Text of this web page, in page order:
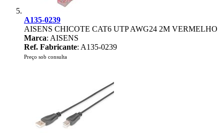
A135-0239
AISENS CHICOTE CAT6 UTP AWG24 2M VERMELHO
Marca: AISENS
Ref. Fabricante: A135-0239
Preço sob consulta